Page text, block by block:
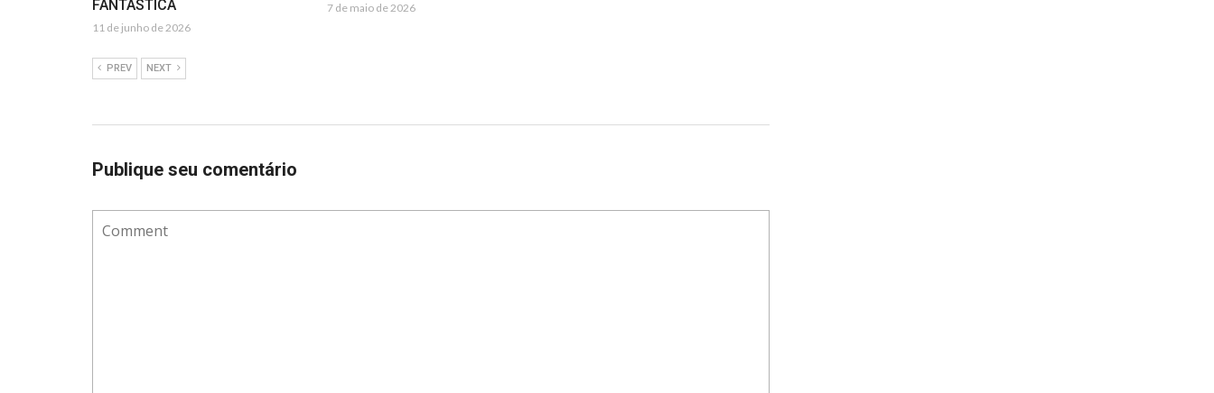
FANTÁSTICA
11 de junho de 2026
7 de maio de 2026
PREV NEXT
Publique seu comentário